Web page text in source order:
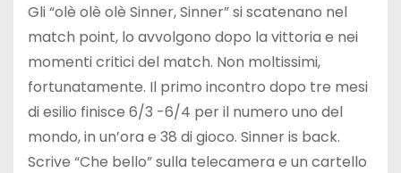
Gli “olè olè olè Sinner, Sinner” si scatenano nel
match point, lo avvolgono dopo la vittoria e nei
momenti critici del match. Non moltissimi,
fortunatamente. Il primo incontro dopo tre mesi
di esilio finisce 6/3 -6/4 per il numero uno del
mondo, in un’ora e 38 di gioco. Sinner is back.
Scrive “Che bello” sulla telecamera e un cartello